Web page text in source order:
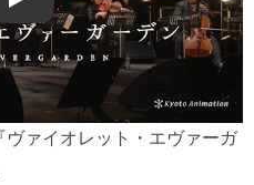
Play
ァイオレット・エヴァーガ